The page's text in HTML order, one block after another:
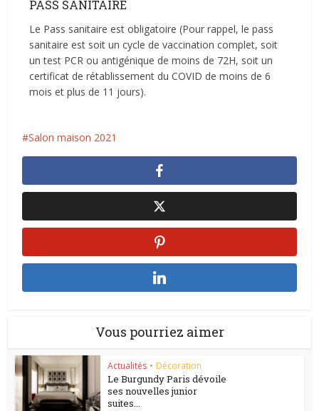
PASS SANITAIRE
Le Pass sanitaire est obligatoire (Pour rappel, le pass
sanitaire est soit un cycle de vaccination complet, soit
un test PCR ou antigénique de moins de 72H, soit un
certificat de rétablissement du COVID de moins de 6
mois et plus de 11 jours).
Salon maison 2021
Vous pourriez aimer
Actualités • Décoration
Le Burgundy Paris dévoile
ses nouvelles junior
suites...